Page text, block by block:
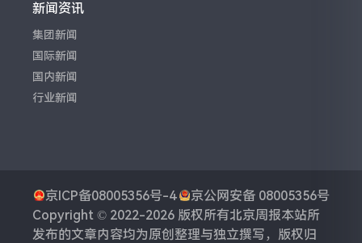
新闻资讯
集团新闻
国际新闻
国内新闻
行业新闻
京ICP备08005356号-4
京公网安备 08005356号
Copyright © 2022-2026 版权所有北京周报本站所
发布的文章内容均为原创整理与独立撰写，版权归